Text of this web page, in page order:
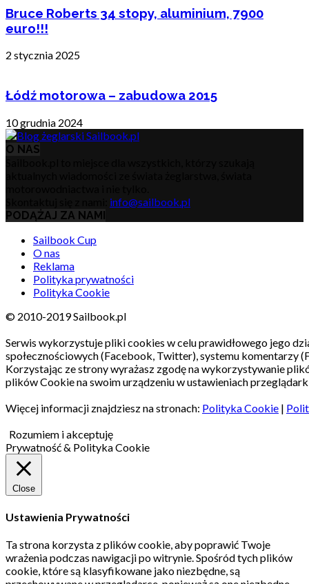
Bruce Roberts 34 stopy, aluminium, 7900
euro!!!
2 stycznia 2025
Łódź motorowa – zabudowa 2015
10 grudnia 2024
O NAS
info@sailbook.pl
PODĄŻAJ ZA NAMI
Sailbook Cup
O nas
Reklama
Polityka prywatności
Polityka Cookie
© 2010-2019 Sailbook.pl
Serwis wykorzystuje pliki cookies w celu prawidłowego jego
społecznościowych (Facebook, Twitter), systemu komentarzy
Korzystając ze strony wyrażasz zgodę na wykorzystywanie
plików Cookie na swoim urządzeniu w ustawieniach
Więcej informacji znajdziesz na stronach: Polityka Cookie |
Rozumiem i akceptuję
Prywatność & Polityka Cookie
Close
Ustawienia Prywatności
Ta strona korzysta z plików cookie, aby poprawić Twoje
wrażenia podczas nawigacji po witrynie.Spośród tych plików
cookie, które są klasyfikowane jako niezbędne, są